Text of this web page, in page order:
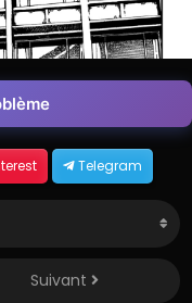
Telegram
Suivant